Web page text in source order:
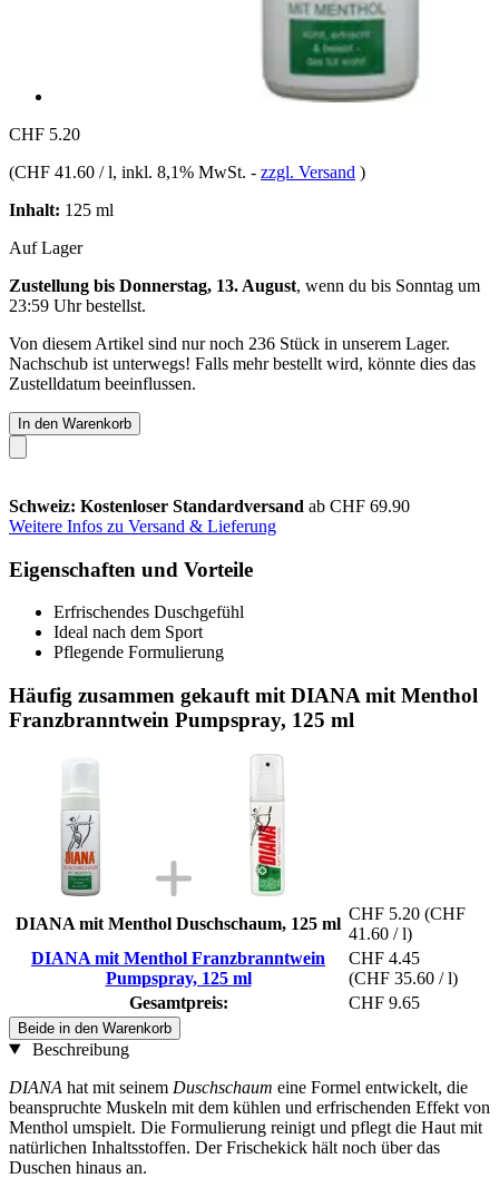
CHF 5.20
(CHF 41.60 / l, inkl. 8,1% MwSt. - zzgl. Versand )
Inhalt: 125 ml
Auf Lager
Zustellung bis Donnerstag, 13. August, wenn du bis Sonntag um
23:59 Uhrbestellst.
Von diesem Artikel sind nur noch 236 Stück in unserem Lager.
Nachschub ist unterwegs! Falls mehr bestellt wird, könnte dies das
Zustelldatum beeinflussen.
In den Warenkorb
Schweiz: Kostenloser Standardversand ab CHF 69.90
Weitere Infos zu Versand & Lieferung
Eigenschaften und Vorteile
Erfrischendes Duschgefühl
Ideal nach dem Sport
Pflegende Formulierung
Häufig zusammen gekauft mit DIANA mit Menthol
Franzbranntwein Pumpspray, 125 ml
DIANA mit Menthol Duschschaum, 125 ml
CHF 5.20 (CHF
41.60 / l)
DIANA mit Menthol Franzbranntwein
Pumpspray, 125 ml
CHF 4.45
(CHF 35.60 / l)
Gesamtpreis:
CHF 9.65
Beide in den Warenkorb
Beschreibung
DIANA hat mit seinem Duschschaum eine Formel entwickelt, die
beanspruchte Muskeln mit dem kühlen und erfrischenden Effekt von
Menthol umspielt. Die Formulierung reinigt und pflegt die Haut mit
natürlichen Inhaltsstoffen. Der Frischekick hält noch über das
Duschen hinaus an.